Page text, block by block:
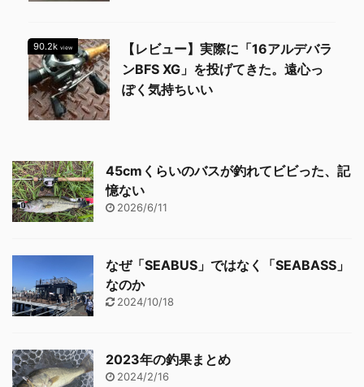
90.2k view
【レビュー】実際に「16アルデバラ
ンBFS XG」を投げてきた。遠心っ
ぽく気持ちいい
45cmくらいのバスが釣れてビビった、記
憶ない
2026/6/11
なぜ「SEABUS」ではなく「SEABASS」
なのか
2024/10/18
2023年の釣果まとめ
2024/2/16